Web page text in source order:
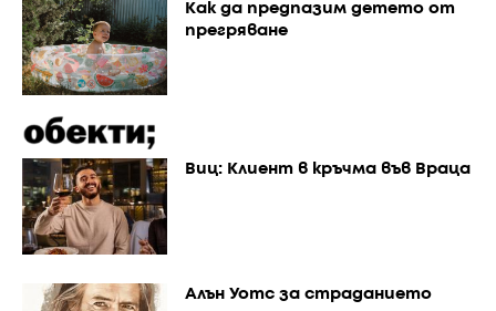
Как да предпазим детето от
прегряване
Виц: Клиент в кръчма във Враца
Алън Уотс за страданието